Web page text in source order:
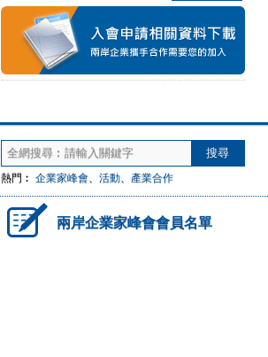
熱門︰ 企業家峰會、 活動、 產業合作
兩岸企業家峰會會員名單